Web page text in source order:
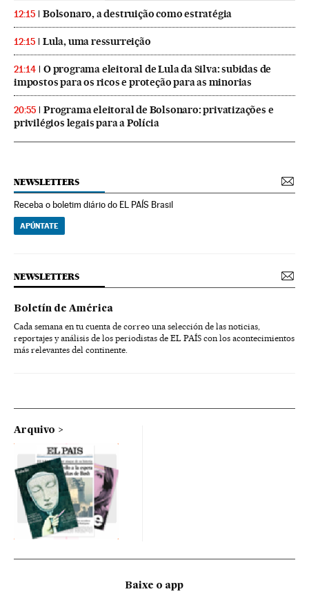
12:15 Bolsonaro, a destruição como estratégia
12:15 Lula, uma ressurreição
21:14
O programa eleitoral de Lula da Silva: subidas de
impostos para os ricos e proteção para as minorias
20:55
Programa eleitoral de Bolsonaro: privatizações e
privilégios legais para a Polícia
NEWSLETTERS
Receba o boletim diário do EL PAÍS Brasil
APÚNTATE
NEWSLETTERS
Boletín de América
Cada semana en tu cuenta de correo una selección de las noticias,
reportajes y análisis de los periodistas de EL PAÍS con los acontecimientos
más relevantes del continente.
Arquivo
Baixe o app